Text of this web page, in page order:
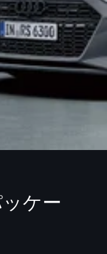
ケー